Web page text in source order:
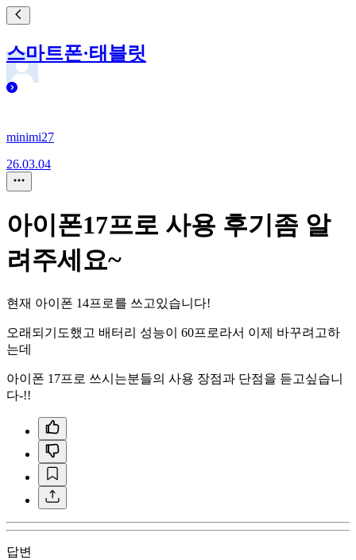
스마트폰·태블릿
minimi27
26.03.04
아이폰17프로 사용 후기좀 알
려주세요~
현재 아이폰 14프로를 쓰고있습니다!
오래되기도했고 배터리 성능이 60프로라서 이제 바꾸려고하
는데
아이폰 17프로 쓰시는분들의 사용 장점과 단점을 듣고싶습니
다-!!
답변